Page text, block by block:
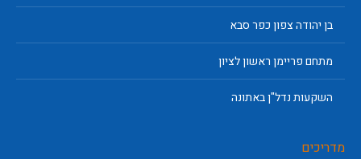
בן יהודה צפון כפר סבא
מתחם פריימן ראשון לציון
השקעות נדל"ן באתונה
מדריכים